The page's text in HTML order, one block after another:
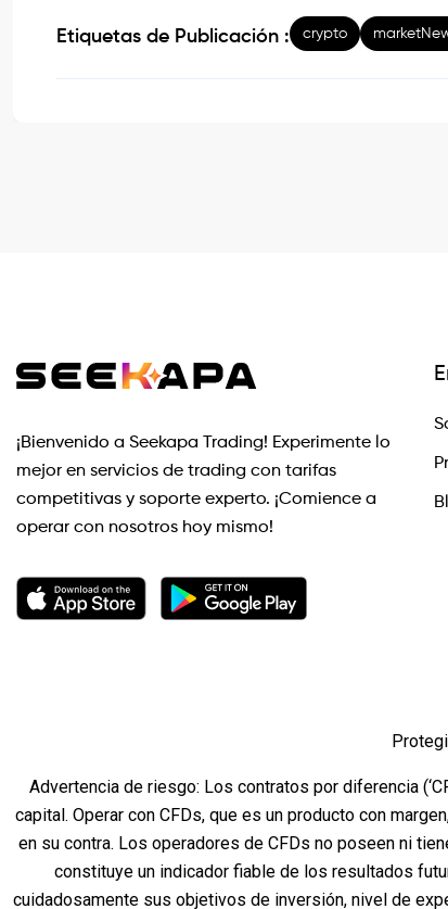
Etiquetas de Publicación : crypto
¡Bienvenido a Seekapa Trading! Experimente lo
mejor en servicios de trading con tarifas
competitivas y soporte experto. ¡Comience a
operar con nosotros hoy mismo!
Advertencia de riesgo: Los contratos por diferencia
capital. Operar con CFDs, que es un producto con
en su contra. Los operadores de CFDs no poseen ni
constituye un indicador fiable de los resultados
cuidadosamente sus objetivos de inversión, nivel de